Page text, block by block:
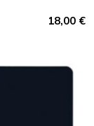
18,00 €